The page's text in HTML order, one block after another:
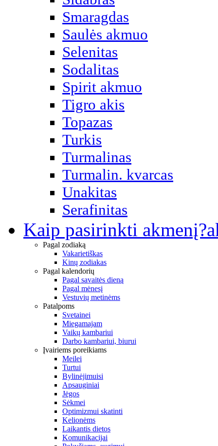
Smaragdas
Saulės akmuo
Selenitas
Sodalitas
Spirit akmuo
Tigro akis
Topazas
Turkis
Turmalinas
Turmalin. kvarcas
Unakitas
Serafinitas
Kaip pasirinkti akmenį?
Pagal zodiaką
Vakarietiškas
Kinų zodiakas
Pagal kalendorių
Pagal savaitės dieną
Pagal mėnesį
Vestuvių metinėms
Patalpoms
Svetainei
Miegamajam
Vaikų kambariui
Darbo kambariui, biurui
Įvairiems poreikiams
Meilei
Turtui
Bylinėjimuisi
Apsauginiai
Jėgos
Sėkmei
Optimizmui skatinti
Kelionėms
Laikantis dietos
Komunikacijai